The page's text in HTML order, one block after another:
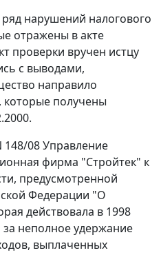
нарушений налогового
отражены в акте
проверки вручен истцу
с выводами,
направило
получены
148/08 Управление
фирма "Стройтек" к
предусмотренной
Федерации "О
действовала в 1998
неполное удержание
выплаченных